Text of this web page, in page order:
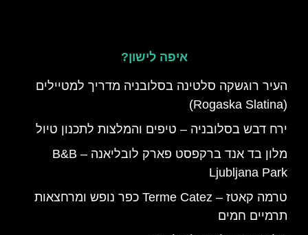
איפה לישון?
העיר רוגשקה סלטינה בסלובניה מדריך למטיילים
(Rogaska Slatina)
ירח דבש בסלובניה – טיפים והמלצות לתכנון טיול
מלון בד אנד ברקפסט פארק לובליאנה – B&B
Ljubljana Park
טרמה קאטז – Terme Catez כפר נופש ומרחצאות
תרמיים חמים